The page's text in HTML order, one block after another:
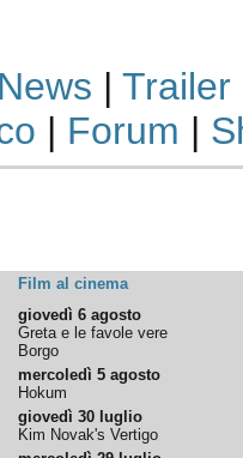
News | Trailer
| Forum |
Film al cinema
giovedì 6 agosto
Greta e le favole vere
Borgo
mercoledì 5 agosto
Hokum
giovedì 30 luglio
Kim Novak's Vertigo